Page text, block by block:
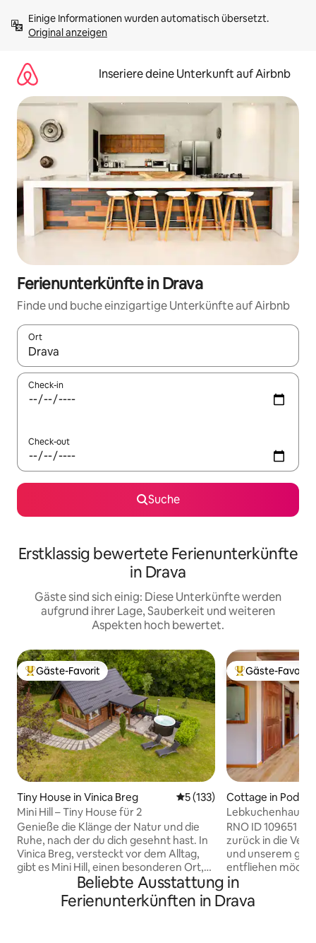
Inhalten
springenOriginal anzeigen
Inseriere deine Unterkunft auf Airbnb
Ferienunterkünfte in Drava
Finde und buche einzigartige Unterkünfte auf Airbnb
Ort
Wenn Ergebnisse verfügbar sind, navigiere mit den
Check-in
Check-out
Suche
Erstklassig bewertete Ferienunterkünfte
in Drava
Gäste sind sich einig: Diese Unterkünfte werden
aufgrund ihrer Lage, Sauberkeit und weiteren
Aspekten hoch bewertet.
Beliebter Gäste-Favorit.
Gäste-Favorit
Tiny House in Vinica Breg Durchschnittliche
5 (133)
Mini Hill – Tiny House für 2
Genieße die Klänge der Natur und die
Ruhe, nach der du dich gesehnt hast. In
Vinica Breg, versteckt vor dem Alltag,
gibt es Mini Hill, einen besonderen Ort,
der für Entspannung, Genuss und Flucht
in die Natur geschaffen wurde. 💚 Dies
ist keine klassische Touristenunterkunft.
Beliebter Gäste-
Gäste-Favorit
Cottage in
Lebkuchenhaus
RNO ID 109651
zurück in die
und unserem
entfliehen
Ferienhaus der
ist ideal, um die
zu genießen und
Beliebte Ausstattung in
Ferienunterkünften in Drava